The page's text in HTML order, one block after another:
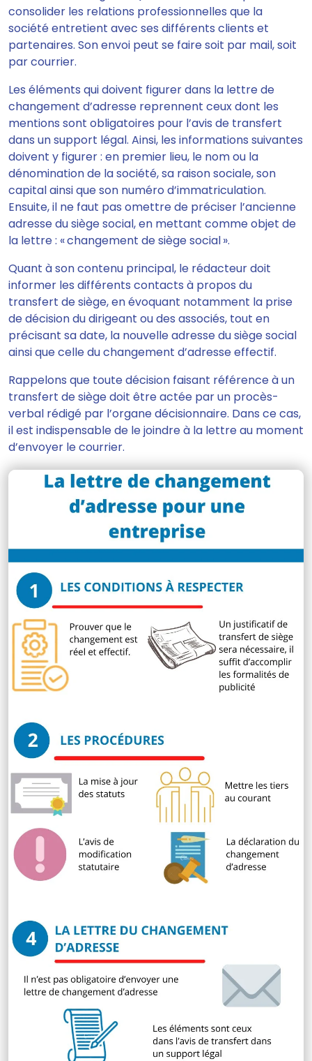
consolider les relations professionnelles que la
société entretient avec ses différents clients et
partenaires. Son envoi peut se faire soit par mail, soit
par courrier.
Les éléments qui doivent figurer dans la lettre de
changement d’adresse reprennent ceux dont les
mentions sont obligatoires pour l’avis de transfert
dans un support légal. Ainsi, les informations suivantes
doivent y figurer : en premier lieu, le nom ou la
dénomination de la société, sa raison sociale, son
capital ainsi que son numéro d’immatriculation.
Ensuite, il ne faut pas omettre de préciser l’ancienne
adresse du siège social, en mettant comme objet de
la lettre : « changement de siège social ».
Quant à son contenu principal, le rédacteur doit
informer les différents contacts à propos du
transfert de siège, en évoquant notamment la prise
de décision du dirigeant ou des associés, tout en
précisant sa date, la nouvelle adresse du siège social
ainsi que celle du changement d’adresse effectif.
Rappelons que toute décision faisant référence à un
transfert de siège doit être actée par un procès-
verbal rédigé par l’organe décisionnaire. Dans ce cas,
il est indispensable de le joindre à la lettre au moment
d’envoyer le courrier.